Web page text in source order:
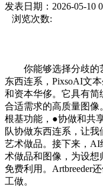
发表日期：2026-05-10
浏览次数:
你能够选择分歧的
东西连系，PixsoAI文
和资本华侈。它具有
合适需求的高质量图像
根基功能，●协做和共
队协做东西连系，让
艺术做品。接下来，
术做品和图像，为设
免费利用。Artbreeder
工做。